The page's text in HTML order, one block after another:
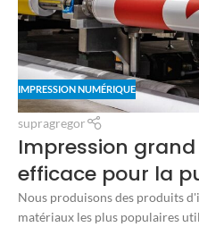
IMPRESSION NUMÉRIQUE
supragregor
Impression
efficace pour la
Nous produisons des produits
matériaux les plus populaires